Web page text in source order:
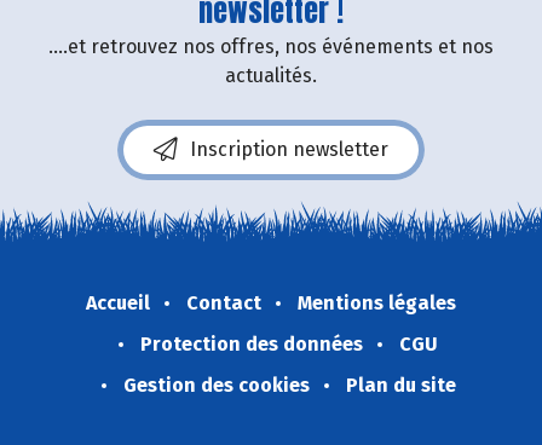
newsletter !
....et retrouvez nos offres, nos événements et nos
actualités.
Inscription newsletter
Accueil Contact
Mentions légales
Protection des données
CGU
Gestion des cookies
Plan du site